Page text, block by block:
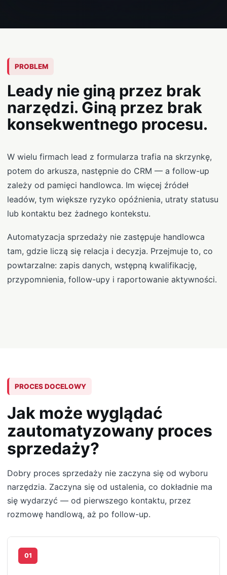
PROBLEM
Leady nie giną przez brak
narzędzi. Giną przez brak
konsekwentnego procesu.
W wielu firmach lead z formularza trafia na skrzynkę,
potem do arkusza, następnie do CRM — a follow-up
zależy od pamięci handlowca. Im więcej źródeł
leadów, tym większe ryzyko opóźnienia, utraty statusu
lub kontaktu bez żadnego kontekstu.
Automatyzacja sprzedaży nie zastępuje handlowca
tam, gdzie liczą się relacja i decyzja. Przejmuje to, co
powtarzalne: zapis danych, wstępną kwalifikację,
przypomnienia, follow-upy i raportowanie aktywności.
PROCES DOCELOWY
Jak może wyglądać
zautomatyzowany proces
sprzedaży?
Dobry proces sprzedaży nie zaczyna się od wyboru
narzędzia. Zaczyna się od ustalenia, co dokładnie ma
się wydarzyć — od pierwszego kontaktu, przez
rozmowę handlową, aż po follow-up.
01